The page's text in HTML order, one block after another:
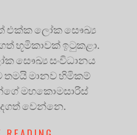
එක්ක ලෝක සෞඛ්‍ය
භූමිකාවක් ඉටුකළා.
සෞඛ්‍ය සංවිධානය
තමයි මානව හිමිකම්
මහකොමසාරිස්
වෙන්නෙ.